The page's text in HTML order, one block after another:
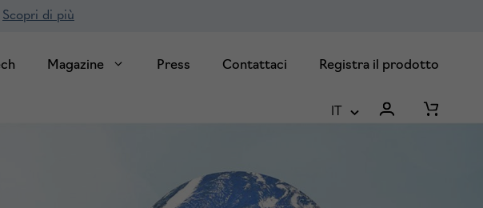
Scopri di più
Magazine Press Contattaci Registra il prodotto
IT